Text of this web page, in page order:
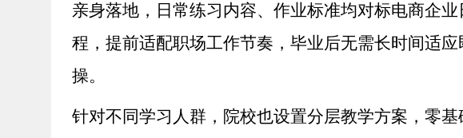
亲身落地，日常练习内容、作业标准均对标电商企
程，提前适配职场工作节奏，毕业后无需长时间适应
操。
针对不同学习人群，院校也设置分层教学方案，零